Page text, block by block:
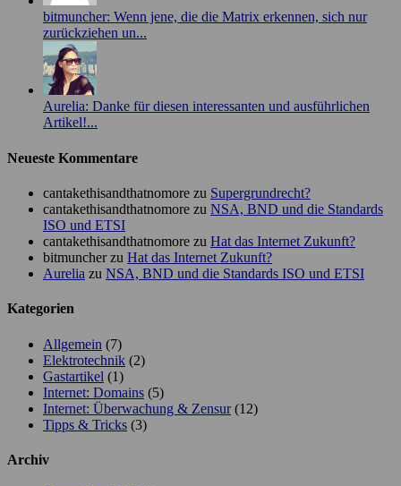
bitmuncher: Wenn jene, die die Matrix erkennen, sich nur
zurückziehen un...
Aurelia: Danke für diesen interessanten und ausführlichen
Artikel!...
Neueste Kommentare
cantakethisandthatnomore zu Supergrundrecht?
cantakethisandthatnomore zu NSA, BND und die Standards
ISO und ETSI
cantakethisandthatnomore zu Hat das Internet Zukunft?
bitmuncherzu Hat das Internet Zukunft?
Aurelia zu NSA, BND und die Standards ISO und ETSI
Kategorien
Allgemein (7)
Elektrotechnik (2)
Gastartikel (1)
Internet: Domains (5)
Internet: Überwachung & Zensur(12)
Tipps & Tricks (3)
Archiv